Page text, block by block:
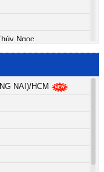
Ngọc
liên hệ với thầy - GV:
- GV: Lê Ngọc
nghiệp - GV: Nguyễn
Trần Thanh Ngọc
NAI)/HCM